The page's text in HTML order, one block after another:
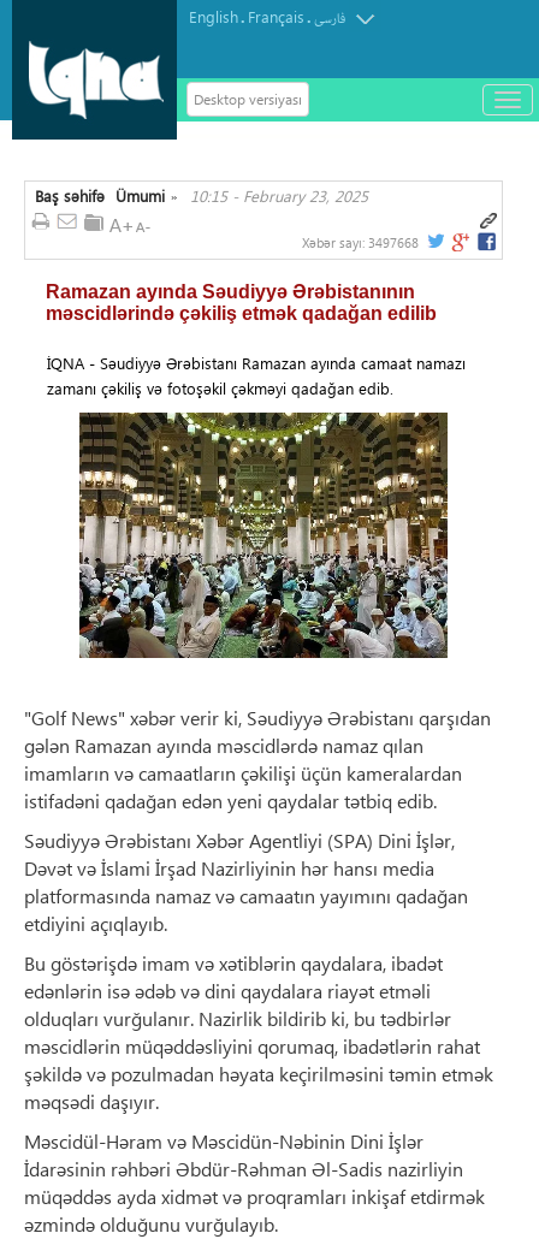
English. Français.فارسی
Desktop versiyası
باز
و
Baş səhifə »
Ümumi 10:15 - February 23, 2025
Xəbər sayı: 3497668
Ramazan ayında Səudiyyə Ərəbistanının
məscidlərində çəkiliş etmək qadağan edilib
İQNA - Səudiyyə Ərəbistanı Ramazan ayında camaat namazı
zamanı çəkiliş və fotoşəkil çəkməyi qadağan edib.
"Golf News" xəbər verir ki, Səudiyyə Ərəbistanı qarşıdan
gələn Ramazan ayında məscidlərdə namaz qılan
imamların və camaatların çəkilişi üçün kameralardan
istifadəni qadağan edən yeni qaydalar tətbiq edib.
Səudiyyə Ərəbistanı Xəbər Agentliyi (SPA) Dini İşlər,
Dəvət və İslami İrşad Nazirliyinin hər hansı media
platformasında namaz və camaatın yayımını qadağan
etdiyini açıqlayıb.
Bu göstərişdə imam və xətiblərin qaydalara, ibadət
edənlərin isə ədəb və dini qaydalara riayət etməli
olduqları vurğulanır. Nazirlik bildirib ki, bu tədbirlər
məscidlərin müqəddəsliyini qorumaq, ibadətlərin rahat
şəkildə və pozulmadan həyata keçirilməsini təmin etmək
məqsədi daşıyır.
Məscidül-Həram və Məscidün-Nəbinin Dini İşlər
İdarəsinin rəhbəri Əbdür-Rəhman Əl-Sadis nazirliyin
müqəddəs ayda xidmət və proqramları inkişaf etdirmək
əzmində olduğunu vurğulayıb.